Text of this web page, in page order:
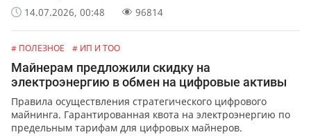
14.07.2026, 00:48
96814
# ПОЛЕЗНОЕ # ИП И ТОО
Майнерам предложили скидку на
электроэнергию в обмен на цифровые активы
Правила осуществления стратегического цифрового
майнинга. Гарантированная квота на электроэнергию по
предельным тарифам для цифровых майнеров.